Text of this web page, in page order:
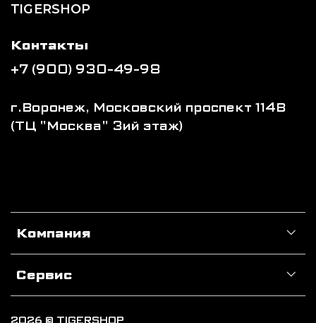
TIGERSHOP
Компания
Сервис
Контакты
+7 (900) 930-49-98
г.Воронеж, Московский проспект 114В
(ТЦ "Москва" 3ий этаж)